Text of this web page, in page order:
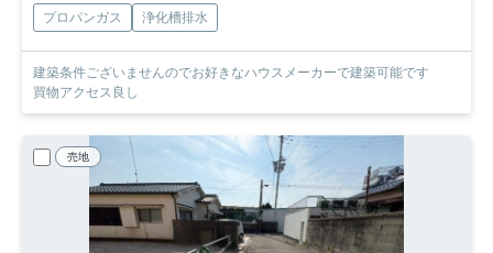
プロパンガス 浄化槽排水
建築条件ございませんのでお好きなハウスメーカーで建築可能です
買物アクセス良し
売地